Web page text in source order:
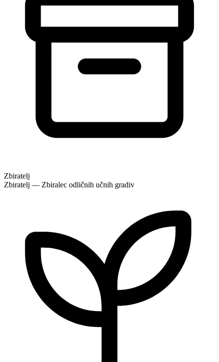
Zbiratelj
Zbiratelj — Zbiralec odličnih učnih gradiv